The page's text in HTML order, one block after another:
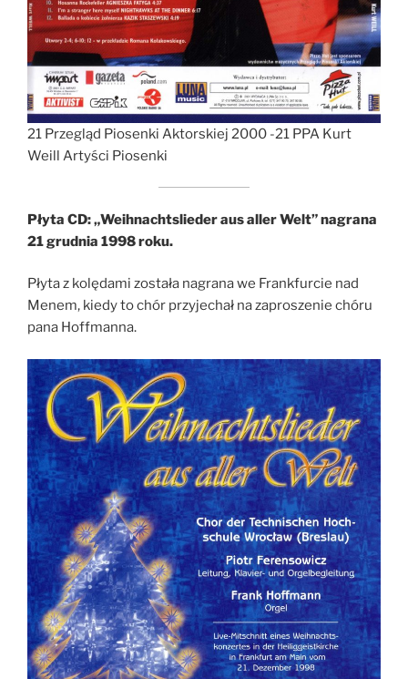
21 Przegląd Piosenki Aktorskiej 2000 -21 PPA Kurt
Weill Artyści Piosenki
Płyta CD: „Weihnachtslieder aus aller Welt” nagrana
21 grudnia 1998 roku.
Płyta z kolędami została nagrana we Frankfurcie nad
Menem, kiedy to chór przyjechał na zaproszenie chóru
pana Hoffmanna.